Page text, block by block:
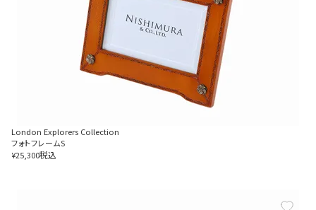
London Explorers Collection
フォトフレームS
¥25,300税込